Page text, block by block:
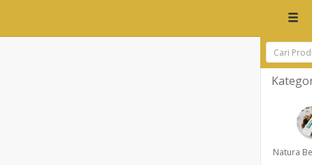
Natura